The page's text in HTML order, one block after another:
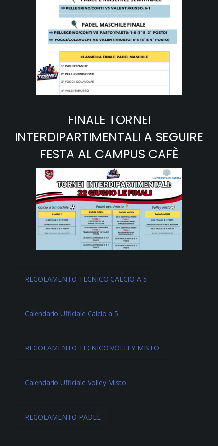
FINALE TORNEI
INTERDIPARTIMENTALI A SEGUIRE
FESTA AL CAMPUS CAFÈ
REGOLAMENTO TECNICO CALCIO A 5
Calendario Ufficiale Calcio a 5
REGOLAMENTO TECNICO VOLLEY MISTO
Calendario Ufficiale Volley Misto
REGOLAMENTO PADEL